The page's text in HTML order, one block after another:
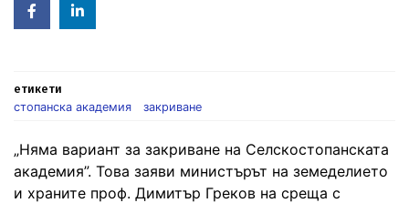
Facebook
in
етикети
стопанска академия
закриване
„Няма вариант за закриване на Селскостопанската
академия”. Това заяви министърът на земеделието
и храните проф. Димитър Греков на среща с